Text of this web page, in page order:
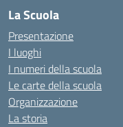
La Scuola
Presentazione
I luoghi
I numeri della scuola
Le carte della scuola
Organizzazione
La storia